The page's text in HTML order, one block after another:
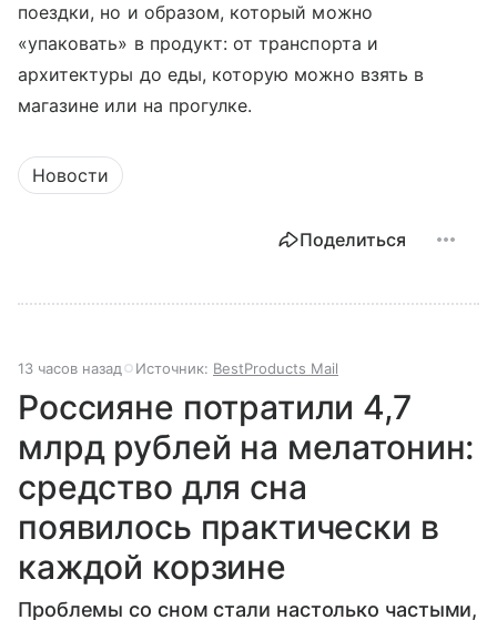
поездки, но и образом, который можно
«упаковать» в продукт: от транспорта и
архитектуры до еды, которую можно взять в
магазине или на прогулке.
Новости
Поделиться
13 часов назад Источник: BestProducts Mail
Россияне потратили 4,7
млрд рублей на мелатонин:
средство для сна
появилось практически в
каждой корзине
Проблемы со сном стали настолько частыми,